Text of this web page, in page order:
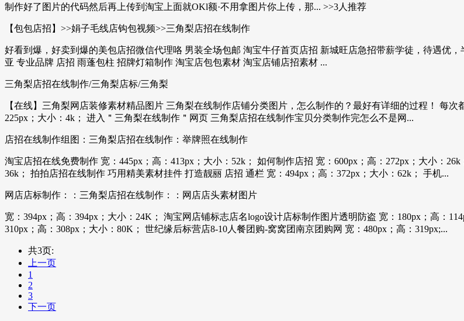
制作好了图片的代码然后再上传到淘宝上面就OKl额·不用拿图片你上传，那... >>3人推荐
【包包店招】>>娟子毛线店钩包视频>>三角梨店招在线制作
好看到爆，好卖到爆的美包店招微信代理咯 男装全场包邮 淘宝牛仔首页店招 新城旺店急招带薪学徒，待遇优
亚 专业品牌 店招 雨蓬包柱 招牌灯箱制作 淘宝店包包素材 淘宝店铺店招素材 ...
三角梨店招在线制作/三角梨店标/三角梨
【在线】三角梨网店装修素材精品图片 三角梨在线制作店铺分类图片，怎么制作的？最好有详细的过程！ 每
225px；大小：4k； 进入＂三角梨在线制作＂网页 三角梨店招在线制作宝贝分类制作完怎么不是网...
店招在线制作组图：三角梨店招在线制作：举牌照在线制作
淘宝店招在线免费制作 宽：445px；高：413px；大小：52k； 如何制作店招 宽：600px；高：272px；大小：
36k； 拍拍店招在线制作 巧用精美素材挂件 打造靓丽 店招 通栏 宽：494px；高：372px；大小：62k； 手机...
网店店标制作：：三角梨店招在线制作：：网店店头素材图片
宽：394px；高：394px；大小：24K； 淘宝网店铺标志店名logo设计店标制作图片透明防盗 宽：180px；高：
310px；高：308px；大小：80K； 世纪缘后标营店8-10人餐团购-窝窝团南京团购网 宽：480px；高：319px;...
共3页:
上一页
1
2
3
下一页